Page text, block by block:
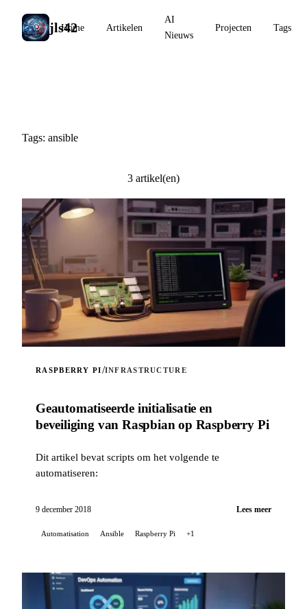
jls42
Home Artikelen
AI
Nieuws
Projecten Tags
Tags: ansible
3 artikel(en)
RASPBERRY PI/INFRASTRUCTURE
Geautomatiseerde initialisatie en
beveiliging van Raspbian op Raspberry Pi
Dit artikel bevat scripts om het volgende te
automatiseren:
9 december 2018 Lees meer
Automatisation Ansible Raspberry Pi +1